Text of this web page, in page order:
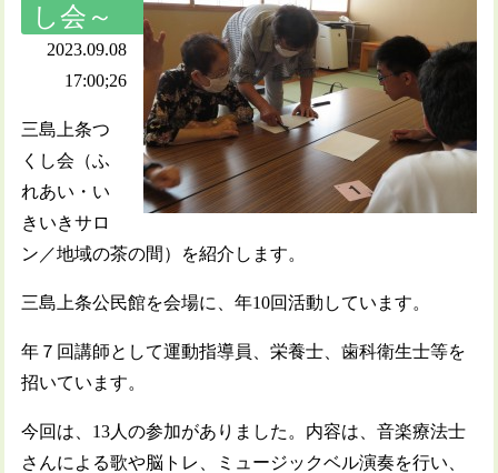
し会～
2023.09.08
17:00;26
三島上条つ
くし会（ふ
れあい・い
きいきサロ
ン／地域の茶の間）を紹介します。
三島上条公民館を会場に、年10回活動しています。
年７回講師として運動指導員、栄養士、歯科衛生士等を
招いています。
今回は、13人の参加がありました。内容は、音楽療法士
さんによる歌や脳トレ、ミュージックベル演奏を行い、